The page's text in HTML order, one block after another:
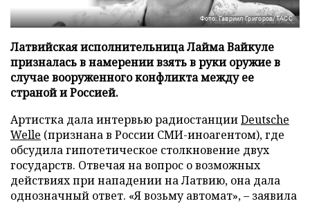
Фото: Гавриил Григоров/ТАСС
Латвийская исполнительница Лайма Вайкуле
призналась в намерении взять в руки оружие в
случае вооруженного конфликта между ее
страной и Россией.
Артистка дала интервью радиостанцииDeutsche
Welle (признана в России СМИ-иноагентом), где
обсудила гипотетическое столкновение двух
государств. Отвечая на вопрос о возможных
действиях при нападении на Латвию, она дала
однозначный ответ. «Я возьму автомат», – заявила